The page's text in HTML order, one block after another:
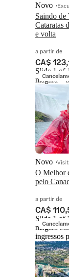
Saindo de
Cataratas
e volta
Novo
a partir de
CA$
Slide 1 of
niágara –
O Melhor
pelo
Novo
a partir de
CA$
Slide 1 of
niágara
ingressos